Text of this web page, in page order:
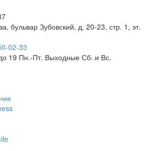
, бульвар Зубовский, д. 20-23, стр. 1, эт.
02-33
19 Пн.-Пт. Выходные Сб. и Вс.